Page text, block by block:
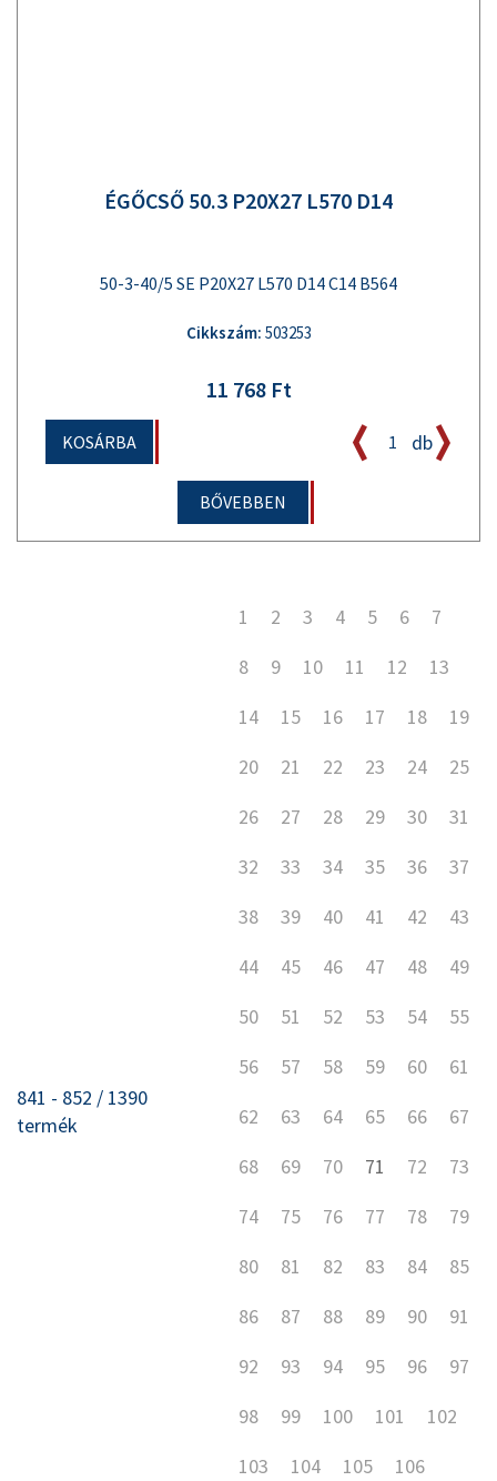
ÉGŐCSŐ 50.3 P20X27 L570 D14
50-3-40/5 SE P20X27 L570 D14 C14 B564
Cikkszám: 503253
11 768 Ft
KOSÁRBA db
BŐVEBBEN
841 - 852 / 1390
termék
1 2 3 4 5 6
7
8
9 10 11 12
13
14
15 16 17 18
19
20
21 22 23 24
25
26
27 28 29 30
31
32
33 34 35 36
37
38
39 40 41 42
43
44
45 46 47 48
49
50
51 52 53 54
55
56
57 58 59 60
61
62
63 64 65 66
67
68
69 70 71 72
73
74
75 76 77 78
79
80
81 82 83 84
85
86
87 88 89 90
91
92
93 94 95 96
97
98
99 100 101
102
103
104 105
106